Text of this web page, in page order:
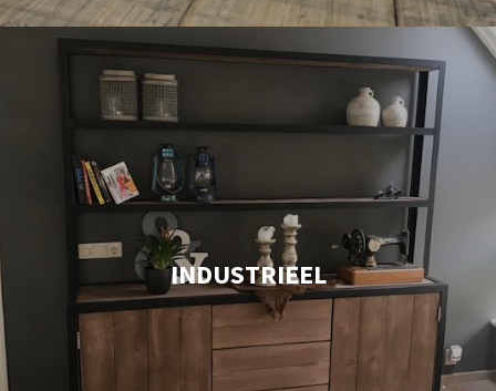
INDUSTRIEEL